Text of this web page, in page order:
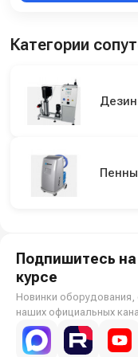
Категории
Подпишитесь
курсе
Новинки
наших официальных